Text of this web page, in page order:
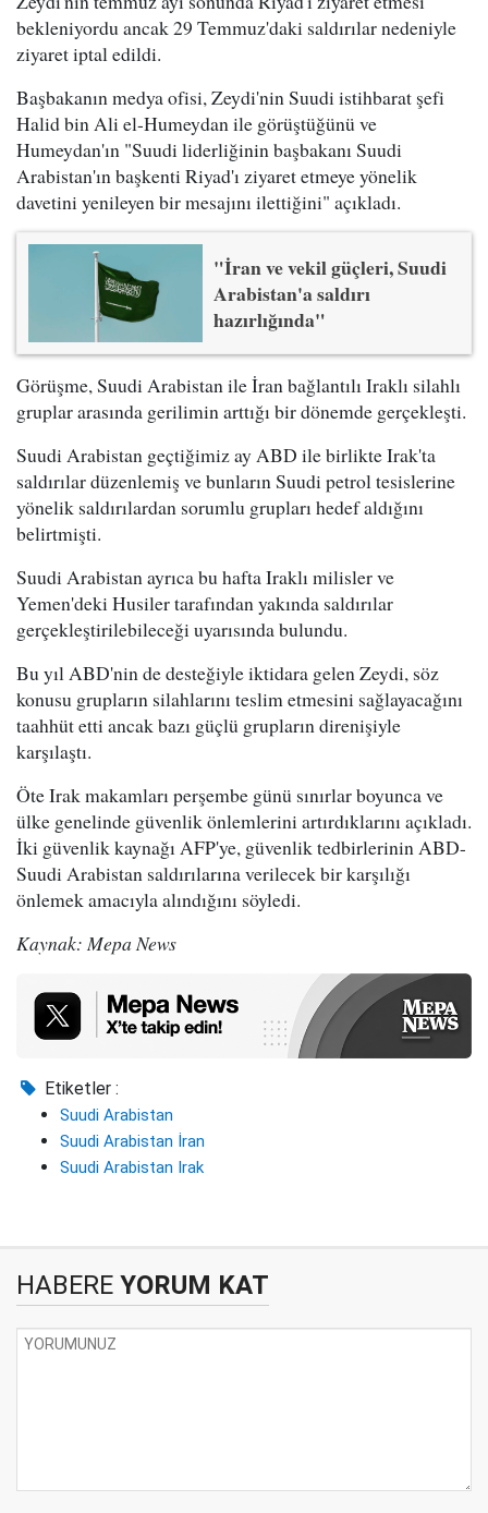
bekleniyordu ancak 29 Temmuz'daki saldırılar nedeniyle
ziyaret iptal edildi.
Başbakanın medya ofisi, Zeydi'nin Suudi istihbarat şefi
Halid bin Ali el-Humeydan ile görüştüğünü ve
Humeydan'ın "Suudi liderliğinin başbakanı Suudi
Arabistan'ın başkenti Riyad'ı ziyaret etmeye yönelik
davetini yenileyen bir mesajını ilettiğini" açıkladı.
"İran ve vekil güçleri, Suudi
Arabistan'a saldırı
hazırlığında"
Görüşme, Suudi Arabistan ile İran bağlantılı Iraklı silahlı
gruplar arasında gerilimin arttığı bir dönemde gerçekleşti.
Suudi Arabistan geçtiğimiz ay ABD ile birlikte Irak'ta
saldırılar düzenlemiş ve bunların Suudi petrol tesislerine
yönelik saldırılardan sorumlu grupları hedef aldığını
belirtmişti.
Suudi Arabistan ayrıca bu hafta Iraklı milisler ve
Yemen'deki Husiler tarafından yakında saldırılar
gerçekleştirilebileceği uyarısında bulundu.
Bu yıl ABD'nin de desteğiyle iktidara gelen Zeydi, söz
konusu grupların silahlarını teslim etmesini sağlayacağını
taahhüt etti ancak bazı güçlü grupların direnişiyle
karşılaştı.
Öte Irak makamları perşembe günü sınırlar boyunca ve
ülke genelinde güvenlik önlemlerini artırdıklarını açıkladı.
İki güvenlik kaynağı AFP'ye, güvenlik tedbirlerinin ABD-
Suudi Arabistan saldırılarına verilecek bir karşılığı
önlemek amacıyla alındığını söyledi.
Kaynak: Mepa News
Etiketler :
Suudi Arabistan
Suudi Arabistan İran
Suudi Arabistan Irak
HABERE YORUM KAT